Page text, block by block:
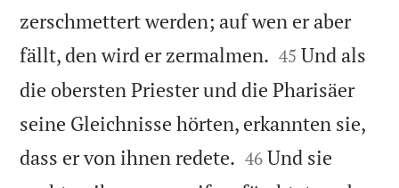
zerschmettert werden; auf wen er aber
fällt, den wird er zermalmen. 

45 Und als
die obersten Priester und die Pharisäer
seine Gleichnisse hörten, erkannten sie,
dass er von ihnen redete. 

46 Und sie